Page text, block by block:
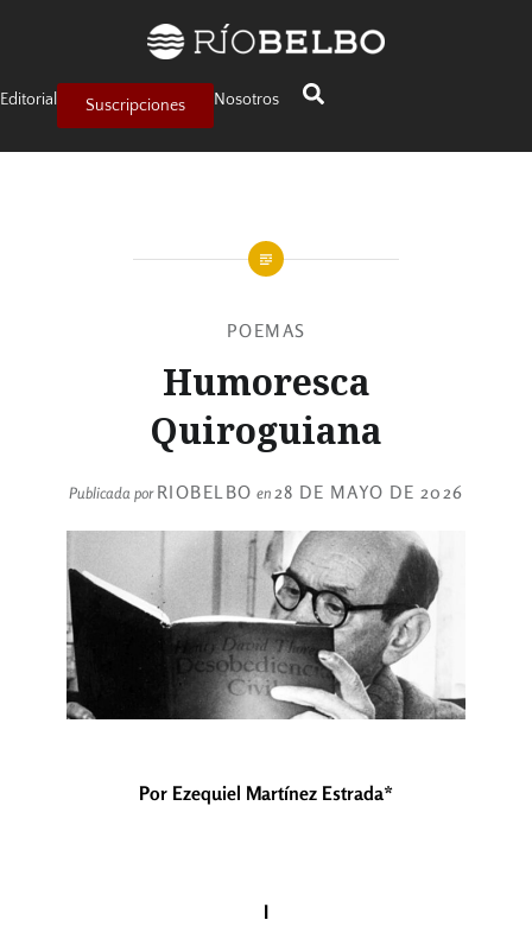
Editorial Suscripciones Nosotros
POEMAS
Humoresca
Quiroguiana
Publicada porRIOBELBO en 28 DE MAYO DE 2026
Por Ezequiel Martínez Estrada*
I